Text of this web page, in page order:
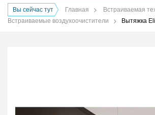
Вы сейчас тут Главная
Встраиваемая
Встраиваемые воздухоочистители
Вытяжка